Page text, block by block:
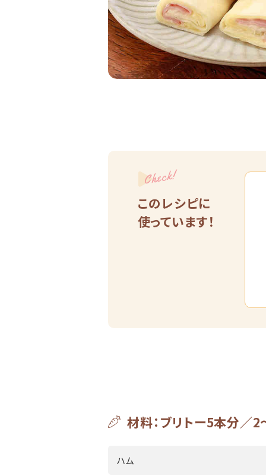
Check!
このレシピに
使っています！
材料：ブリトー5本分／
ハム